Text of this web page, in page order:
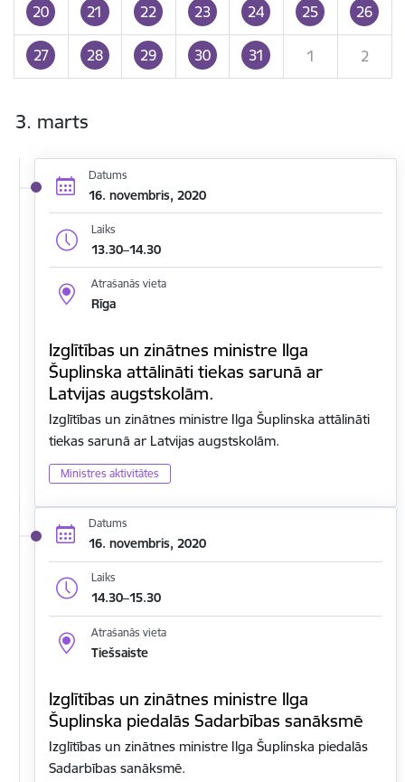
20 21 22 23 24 25 26
27 28 29 30 31 1 2
3. marts
Datums
16. novembris, 2020
Laiks
13.30–14.30
Atrašanās vieta
Rīga
Izglītības un zinātnes ministre Ilga
Šuplinska attālināti tiekas sarunā ar
Latvijas augstskolām.
Izglītības un zinātnes ministre Ilga Šuplinska attālināti
tiekas sarunā ar Latvijas augstskolām.
Ministres aktivitātes
Datums
16. novembris, 2020
Laiks
14.30–15.30
Atrašanās vieta
Tiešsaiste
Izglītības un zinātnes ministre Ilga
Šuplinska piedalās Sadarbības sanāksmē
Izglītības un zinātnes ministre Ilga Šuplinska piedalās
Sadarbības sanāksmē.